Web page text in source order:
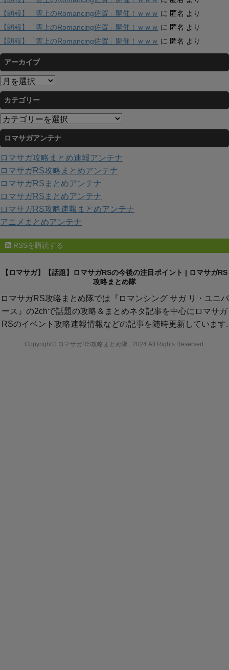
【朗報】「雲上のRomancing佐賀」開催！ｗｗｗ に 匿名 より
【朗報】「雲上のRomancing佐賀」開催！ｗｗｗ に 匿名 より
【朗報】「雲上のRomancing佐賀」開催！ｗｗｗ に 匿名 より
アーカイブ
ア
ー
カ
イ
ブ
カテゴリー
カ
テ
ゴ
リ
ー
ロマサガアンテナ
ロマサガ攻略まとめ速報アンテナ
ロマサガRS攻略まとめアンテナ
ロマサガRSまとめアンテナ
ロマサガRSまとめアンテナ
ロマサガRS攻略速報まとめアンテナ
アニメまとめアンテナ
RSSを購読する
【ロマサガ】【話題】ロマサガRSの今後の注目ポイント | ロマサガRS
攻略まとめ隊
ロマサガRS攻略まとめ隊では『ロマンシング サガ リ・ユニバ
ース』の2chで話題の攻略＆まとめネタ記事を中心にロマサガ
RSのイベント攻略速報情報などの記事を随時更新しています.
Copyright© ロマサガRS攻略まとめ隊 , 2024 All Rights Reserved.